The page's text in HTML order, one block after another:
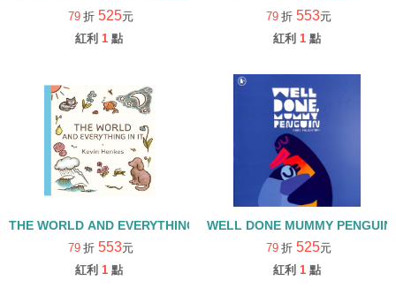
79 折 525元
紅利 1 點
79 折 553元
紅利 1 點
THE WORLD AND EVERYTHING IN IT/精裝繪本
79 折 553元
紅利 1 點
WELL DONE MUMMY
79 折 525元
紅利 1 點